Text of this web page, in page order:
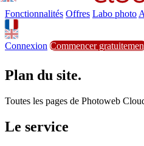
Fonctionnalités Offres Labo photo
Connexion Commencer
Commencer
Plan du site.
Toutes les pages de Photoweb
Le service